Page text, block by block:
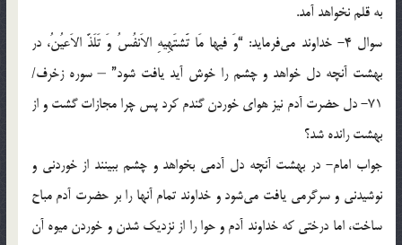
به قلم نخواهد آمد.
سوال 4- خداوند مي‌فرمايد: “وَ فيها مَا تََشتَهِيهِ الاَنفُسُ وَ تَلَذَّ الاَعيُنُ، در
بهشت آنچه دل خواهد و چشم را خوش آيد يافت شود” – سوره زخرف/
71- دل حضرت آدم نيز هواي خوردن گندم كرد پس چرا مجازات گشت و از
بهشت رانده شد؟
جواب امام- در بهشت آنچه دل آدمي بخواهد و چشم ببينند از خوردني و
نوشيدني و سرگرمي يافت مي‌شود و خداوند تمام آنها را بر حضرت آدم مباح
ساخت، اما درختي كه خداوند آدم و حوا را از نزديك شدن و خوردن ميوه آن